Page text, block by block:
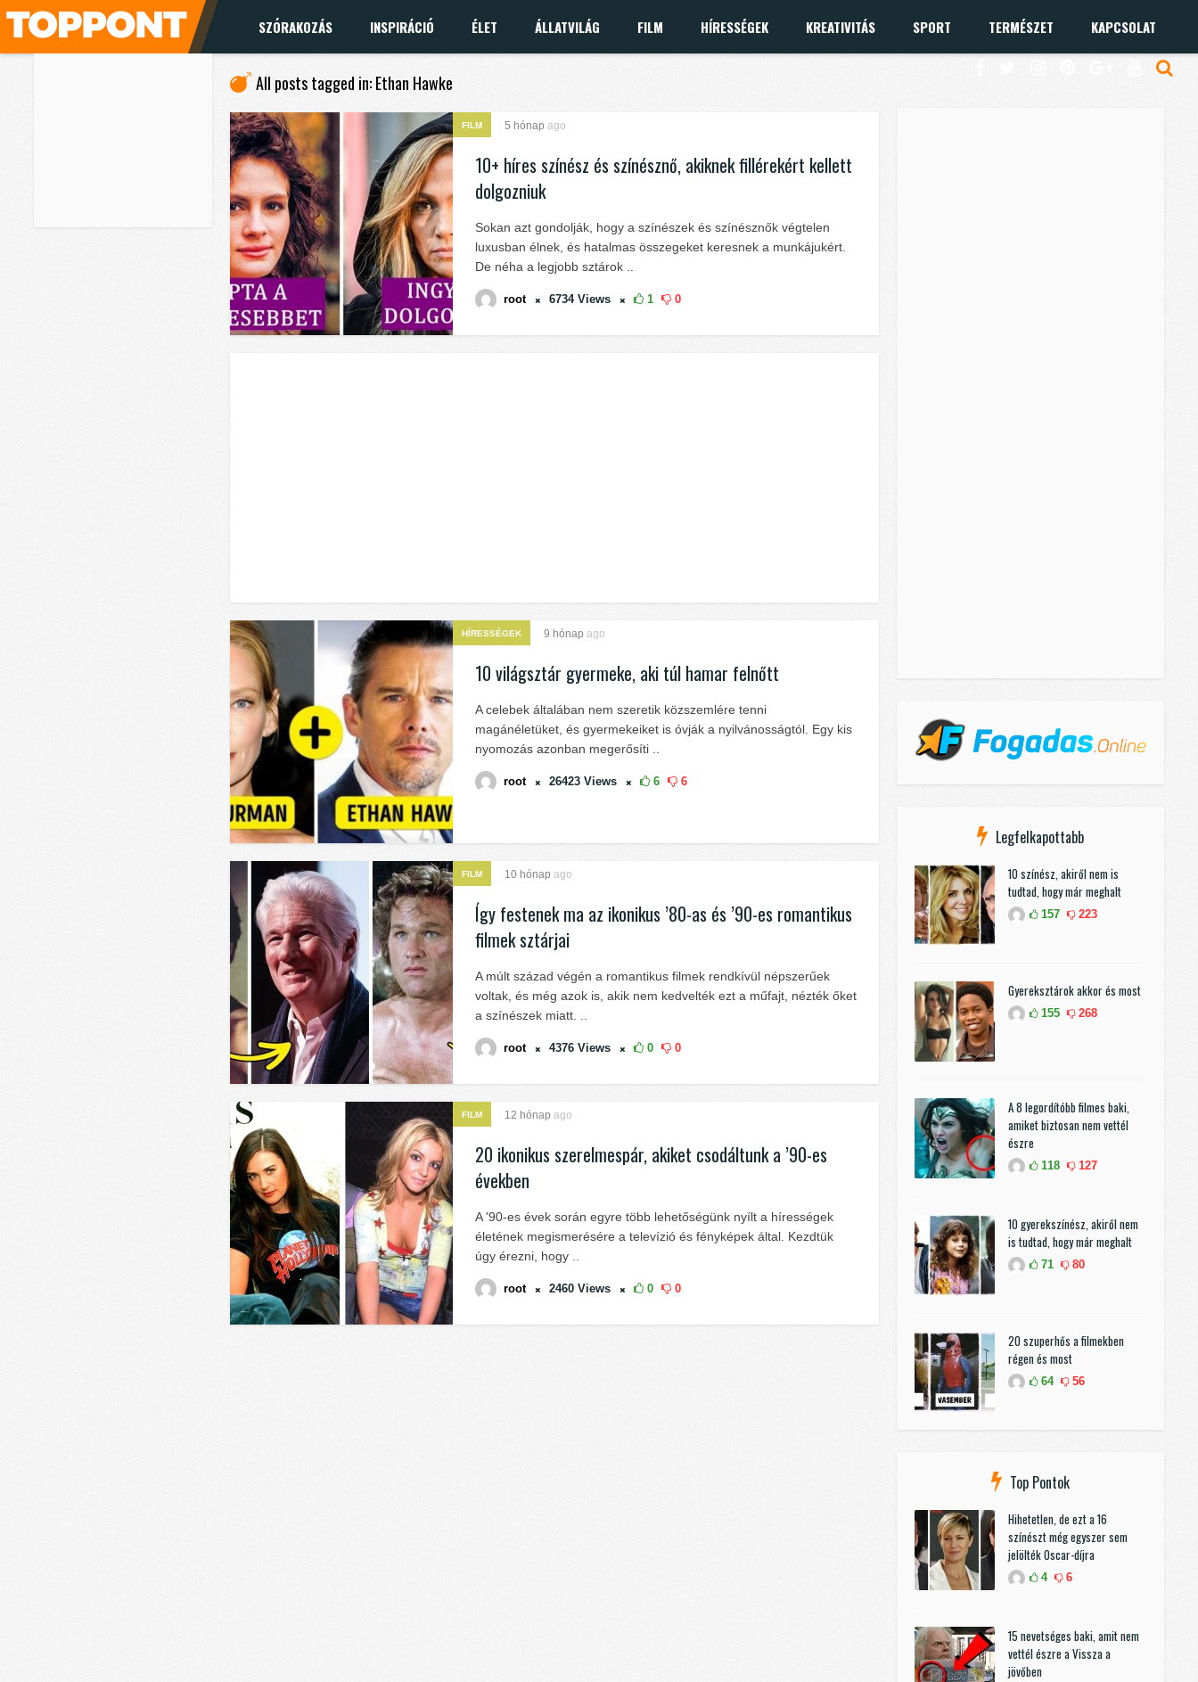
SZÓRAKOZÁS INSPIRÁCIÓ ÉLET ÁLLATVILÁG FILM HÍRESSÉGEK KREATIVITÁS SPORT TERMÉSZET KAPCSOLAT
All posts tagged in: Ethan Hawke
FILM 5 hónap ago
10+ híres színész és színésznő, akiknek fillérekért kellett
dolgozniuk
Sokan azt gondolják, hogy a színészek és színésznők végtelen
luxusban élnek, és hatalmas összegeket keresnek a munkájukért.
De néha a legjobb sztárok ..
root 6734 Views 1 0
HÍRESSÉGEK 9 hónap ago
10 világsztár gyermeke, aki túl hamar felnőtt
A celebek általában nem szeretik közszemlére tenni
magánéletüket, és gyermekeiket is óvják a nyilvánosságtól. Egy kis
nyomozás azonban megerősíti ..
root 26423 Views 6 6
FILM 10 hónap ago
Így festenek ma az ikonikus ’80-as és ’90-es romantikus
filmek sztárjai
A múlt század végén a romantikus filmek rendkívül népszerűek
voltak, és még azok is, akik nem kedvelték ezt a műfajt, nézték őket
a színészek miatt. ..
root 4376 Views 0 0
FILM 12 hónap ago
20 ikonikus szerelmespár, akiket csodáltunk a ’90-es
években
A '90-es évek során egyre több lehetőségünk nyílt a hírességek
életének megismerésére a televízió és fényképek által. Kezdtük
úgy érezni, hogy ..
root 2460 Views 0 0
Legfelkapottabb
10 színész, akiről nem is
tudtad, hogy már meghalt
157 223
Gyereksztárok akkor és most
155 268
A 8 legordítóbb filmes baki,
amiket biztosan nem vettél
észre
118 127
10 gyerekszínész, akiről nem
is tudtad, hogy már meghalt
71 80
20 szuperhős a filmekben
régen és most
64 56
Top Pontok
Hihetetlen, de ezt a 16
színészt még egyszer sem
jelölték Oscar-díjra
4 6
15 nevetséges baki, amit nem
vettél észre a Vissza a
jövőben